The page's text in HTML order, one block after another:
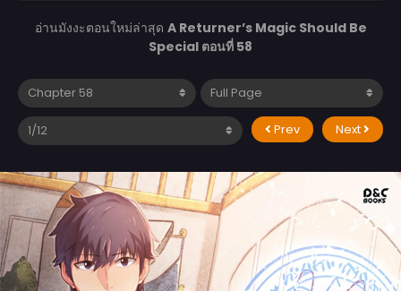
อ่านมังงะตอนใหม่ล่าสุด A Returner’s Magic Should Be
Special ตอนที่ 58
Prev Next